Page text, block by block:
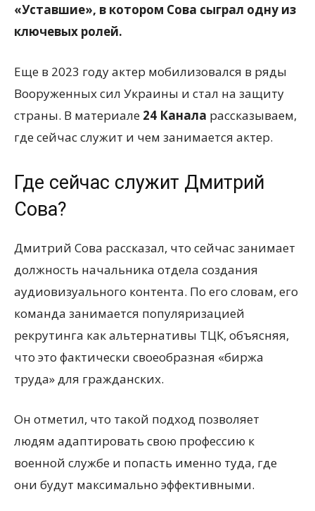
«Уставшие», в котором Сова сыграл одну из
ключевых ролей.
Еще в 2023 году актер мобилизовался в ряды
Вооруженных сил Украины и стал на защиту
страны. В материале 24 Канала рассказываем,
где сейчас служит и чем занимается актер.
Где сейчас служит Дмитрий
Сова?
Дмитрий Сова рассказал, что сейчас занимает
должность начальника отдела создания
аудиовизуального контента. По его словам, его
команда занимается популяризацией
рекрутинга как альтернативы ТЦК, объясняя,
что это фактически своеобразная «биржа
труда» для гражданских.
Он отметил, что такой подход позволяет
людям адаптировать свою профессию к
военной службе и попасть именно туда, где
они будут максимально эффективными.